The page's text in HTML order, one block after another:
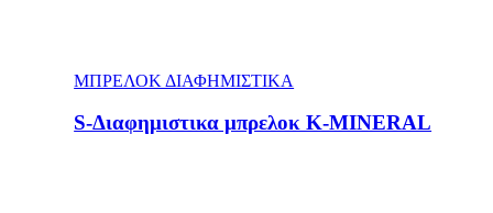
ΜΠΡΕΛΟΚ ΔΙΑΦΗΜΙΣΤΙΚΑ
S-Διαφημιστικα μπρελοκ Κ-MINERAL